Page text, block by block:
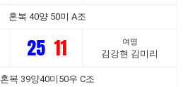
혼복 40양 50미 A조
25 11 여명
김강현 김미리
혼복 39양40미50우 C조